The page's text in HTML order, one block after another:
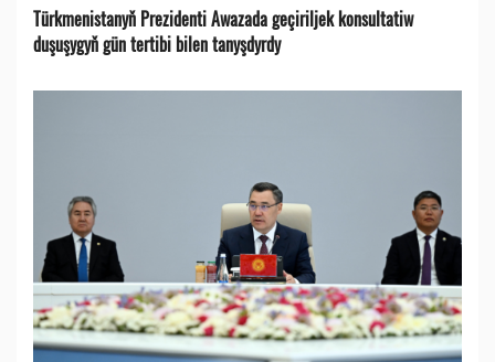
Türkmenistanyň Prezidenti Awazada geçiriljek konsultatiw
duşuşygyň gün tertibi bilen tanyşdyrdy